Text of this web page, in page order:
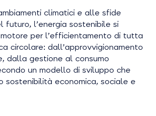
climatici e alle sfide
futuro, l’energia sostenibile si
per l’efficientamento di tutta
circolare: dall’approvvigionamento
dalla gestione al consumo
un modello di sviluppo che
sostenibilità economica, sociale e